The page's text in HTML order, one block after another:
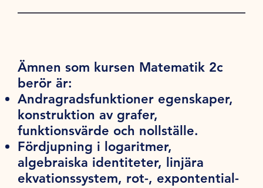
Ämnen som kursen Matematik 2c
berör är:
Andragradsfunktioner egenskaper,
konstruktion av grafer,
funktionsvärde och nollställe.
Fördjupning i logaritmer,
algebraiska identiteter, linjära
ekvationssystem, rot-, expontential-